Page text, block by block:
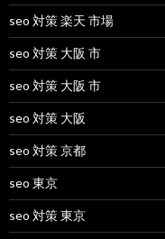
seo 対策 楽天 市場
seo 対策 大阪 市
seo 対策 大阪 市
seo 対策 大阪
seo 対策 京都
seo 東京
seo 対策 東京